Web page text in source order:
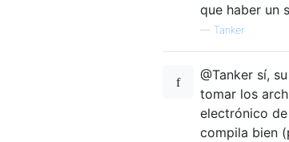
que haber un
— Tanker
@Tanker sí,
tomar los
electrónico de
compila bien